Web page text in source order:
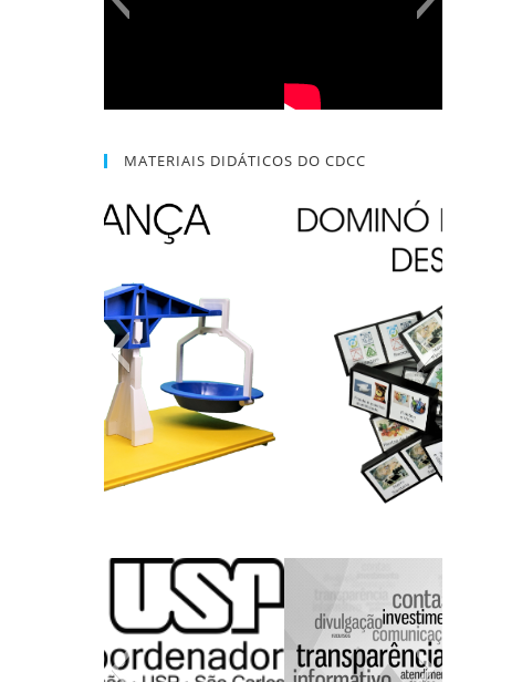
MATERIAIS DIDÁTICOS DO CDCC